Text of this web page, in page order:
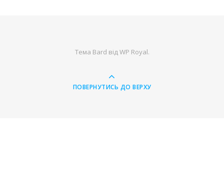
Тема Bard відWP Royal.
ПОВЕРНУТИСЬ ДО ВЕРХУ